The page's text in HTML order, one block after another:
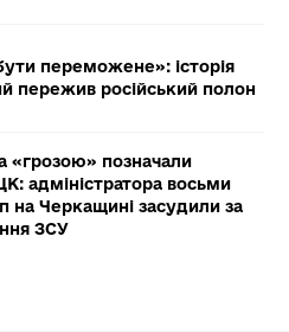
переможене»: історія
пережив російський полон
«грозою» позначали
адміністратора восьми
на Черкащині засудили за
ЗСУ